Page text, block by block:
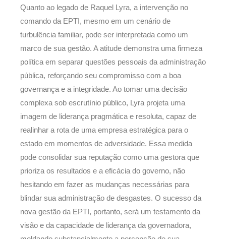
Quanto ao legado de Raquel Lyra, a intervenção no
comando da EPTI, mesmo em um cenário de
turbulência familiar, pode ser interpretada como um
marco de sua gestão. A atitude demonstra uma firmeza
política em separar questões pessoais da administração
pública, reforçando seu compromisso com a boa
governança e a integridade. Ao tomar uma decisão
complexa sob escrutínio público, Lyra projeta uma
imagem de liderança pragmática e resoluta, capaz de
realinhar a rota de uma empresa estratégica para o
estado em momentos de adversidade. Essa medida
pode consolidar sua reputação como uma gestora que
prioriza os resultados e a eficácia do governo, não
hesitando em fazer as mudanças necessárias para
blindar sua administração de desgastes. O sucesso da
nova gestão da EPTI, portanto, será um testamento da
visão e da capacidade de liderança da governadora,